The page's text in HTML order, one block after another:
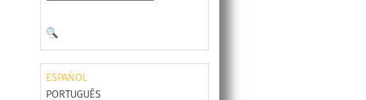
ESPAÑOL
PORTUGUÊS